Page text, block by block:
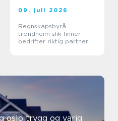
09. juli 2026
Regnskapsbyrå
trondheim slik finner
bedrifter riktig partner
og varig